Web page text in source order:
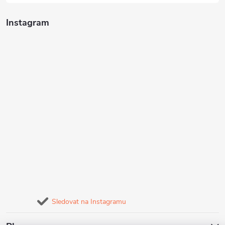
Instagram
Sledovat na Instagramu